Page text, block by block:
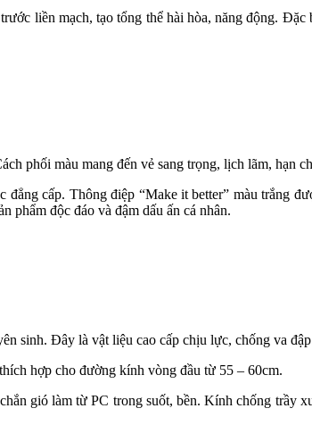
liền mạch, tạo tổng thể hài hòa, năng động.
phối màu mang đến vẻ sang trọng, lịch lãm, hạn
cấp. Thông điệp “Make it better” màu trắng
phẩm độc đáo và đậm dấu ấn cá nhân.
sinh. Đây là vật liệu cao cấp chịu lực, chống va
hợp cho đường kính vòng đầu từ 55 – 60cm.
gió làm từ PC trong suốt, bền. Kính chống trầy